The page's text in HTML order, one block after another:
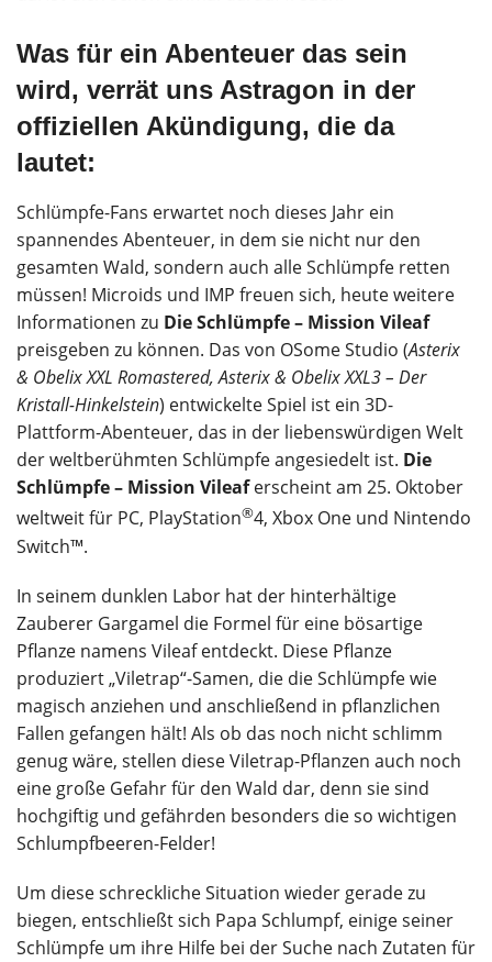
Was für ein Abenteuer das sein
wird, verrät uns Astragon in der
offiziellen Akündigung, die da
lautet:
Schlümpfe-Fans erwartet noch dieses Jahr ein
spannendes Abenteuer, in dem sie nicht nur den
gesamten Wald, sondern auch alle Schlümpfe retten
müssen! Microids und IMP freuen sich, heute weitere
Informationen zu Die Schlümpfe – Mission Vileaf
preisgeben zu können. Das von OSome Studio (Asterix
& Obelix XXL Romastered, Asterix & Obelix XXL3 – Der
Kristall-Hinkelstein) entwickelte Spiel ist ein 3D-
Plattform-Abenteuer, das in der liebenswürdigen Welt
der weltberühmten Schlümpfe angesiedelt ist. Die
Schlümpfe – Mission Vileaferscheint am 25. Oktober
weltweit für PC, PlayStation®4, Xbox One und Nintendo
Switch™.
In seinem dunklen Labor hat der hinterhältige
Zauberer Gargamel die Formel für eine bösartige
Pflanze namens Vileaf entdeckt. Diese Pflanze
produziert „Viletrap“-Samen, die die Schlümpfe wie
magisch anziehen und anschließend in pflanzlichen
Fallen gefangen hält! Als ob das noch nicht schlimm
genug wäre, stellen diese Viletrap-Pflanzen auch noch
eine große Gefahr für den Wald dar, denn sie sind
hochgiftig und gefährden besonders die so wichtigen
Schlumpfbeeren-Felder!
Um diese schreckliche Situation wieder gerade zu
biegen, entschließt sich Papa Schlumpf, einige seiner
Schlümpfe um ihre Hilfe bei der Suche nach Zutaten für